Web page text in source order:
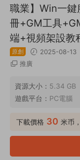
職業】Win一
冊+GM工具
端+視頻架設教
原創 2025-08-13
推廣
資源大小： 5.34 GB
遊戲平台： PC電腦
下載價格 30 米币